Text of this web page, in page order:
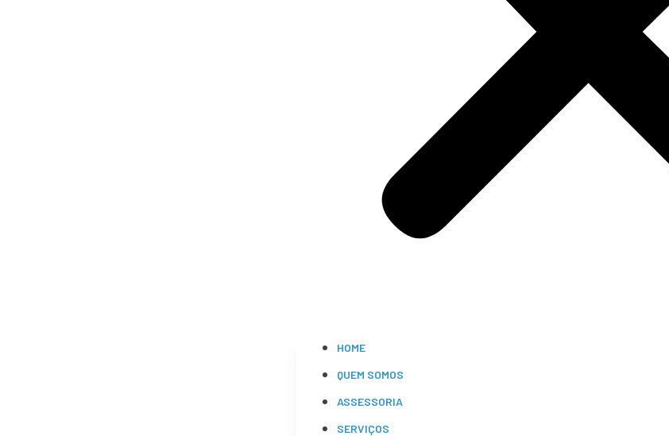
HOME
QUEM SOMOS
ASSESSORIA
SERVIÇOS